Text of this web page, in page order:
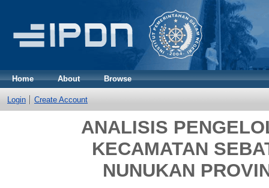
Home About Browse
Login Create Account
ANALISIS
KECAMATAN
NUNUKAN